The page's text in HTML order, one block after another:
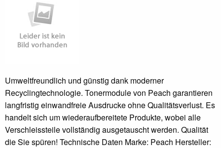
Umweltfreundlich und günstig dank moderner
Recyclingtechnologie. Tonermodule von Peach garantieren
langfristig einwandfreie Ausdrucke ohne Qualitätsverlust. Es
handelt sich um wiederaufbereitete Produkte, wobei alle
Verschleissteile vollständig ausgetauscht werden. Qualität
die Sie spüren! Technische Daten Marke: Peach Hersteller: